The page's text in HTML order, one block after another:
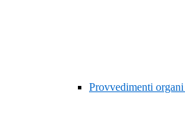
Provvedimenti